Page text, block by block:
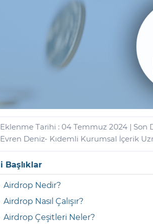
Zarar Olasılığınız
Model Portföy
İŞLEM PLATFORMLARI
GCM Trader Eğitim Videoları
Finans Sözlüğü
Yurt Dışı Bilanço Takvimi Yurt İçi
Para Güvenliği
Eklenme Tarihi : 04 Temmuz 2024 | Son
Evren Deniz- Kıdemli Kurumsal İçerik
Başlıklar
Airdrop Nedir?
Airdrop Nasıl Çalışır?
Airdrop Çeşitleri Neler?